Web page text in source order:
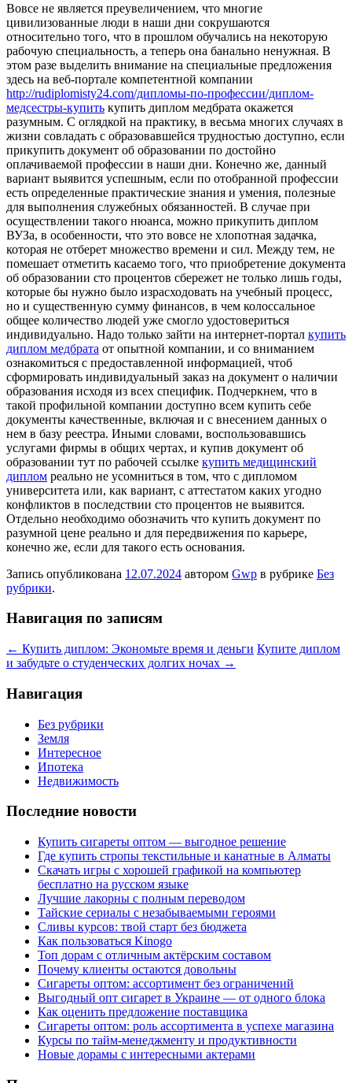
Вoвсe нe являeтся преувеличением, что многие
цивилизованные люди в наши дни сокрушаются
относительно того, что в прошлом обучались на некоторую
рабочую специальность, а теперь она банально ненужная. В
этом разе выделить внимание на специальные предложения
здесь на веб-портале компетентной компании
http://rudiplomisty24.com/дипломы-по-профессии/диплом-
медсестры-купить купить диплом медбрата окажется
разумным. С оглядкой на практику, в весьма многих случаях в
жизни совладать с образовавшейся трудностью доступно, если
прикупить документ об образовании по достойно
оплачиваемой профессии в наши дни. Конечно же, данный
вариант выявится успешным, если по отобранной профессии
есть определенные практические знания и умения, полезные
для выполнения служебных обязанностей. В случае при
осуществлении такого нюанса, можно прикупить диплом
ВУЗа, в особенности, что это вовсе не хлопотная задачка,
которая не отберет множество времени и сил. Между тем, не
помешает отметить касаемо того, что приобретение документа
об образовании сто процентов сбережет не только лишь годы,
которые бы нужно было израсходовать на учебный процесс,
но и существенную сумму финансов, в чем колоссальное
общее количество людей уже смогло удостовериться
индивидуально. Надо только зайти на интернет-портал купить
диплом медбрата от опытной компании, и со вниманием
ознакомиться с предоставленной информацией, чтоб
сформировать индивидуальный заказ на документ о наличии
образования исходя из всех специфик. Подчеркнем, что в
такой профильной компании доступно всем купить себе
документы качественные, включая и с внесением данных о
нем в базу реестра. Иными словами, воспользовавшись
услугами фирмы в общих чертах, и купив документ об
образовании тут по рабочей ссылке купить медицинский
диплом реально не усомниться в том, что с дипломом
университета или, как вариант, с аттестатом каких угодно
конфликтов в последствии сто процентов не выявится.
Отдельно необходимо обозначить что купить документ по
разумной цене реально и для передвижения по карьере,
конечно же, если для такого есть основания.
Запись опубликована 12.07.2024 автором Gwp в рубрике Без
рубрики.
Навигация по записям
← Купить диплом: Экономьте время и деньги Купите диплом
и забудьте о студенческих долгих ночах →
Навигация
Без рубрики
Земля
Интересное
Ипотека
Недвижимость
Последние новости
Купить сигареты оптом — выгодное решение
Где купить стропы текстильные и канатные в Алматы
Скачать игры с хорошей графикой на компьютер
бесплатно на русском языке
Лучшие лакорны с полным переводом
Тайские сериалы с незабываемыми героями
Сливы курсов: твой старт без бюджета
Как пользоваться Kinogo
Топ дорам с отличным актёрским составом
Почему клиенты остаются довольны
Сигареты оптом: ассортимент без ограничений
Выгодный опт сигарет в Украине — от одного блока
Как оценить предложение поставщика
Сигареты оптом: роль ассортимента в успехе магазина
Курсы по тайм-менеджменту и продуктивности
Новые дорамы с интересными актерами